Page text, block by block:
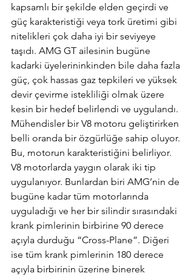
kapsamlı bir şekilde elden geçirdi ve
güç karakteristiği veya tork üretimi gibi
nitelikleri çok daha iyi bir seviyeye
taşıdı. AMG GT ailesinin bugüne
kadarki üyelerininkinden bile daha fazla
güç, çok hassas gaz tepkileri ve yüksek
devir çevirme istekliliği olmak üzere
kesin bir hedef belirlendi ve uygulandı.
Mühendisler bir V8 motoru geliştirirken
belli oranda bir özgürlüğe sahip oluyor.
Bu, motorun karakteristiğini belirliyor.
V8 motorlarda yaygın olarak iki tip
uygulanıyor. Bunlardan biri AMG’nin de
bugüne kadar tüm motorlarında
uyguladığı ve her bir silindir sırasındaki
krank pimlerinin birbirine 90 derece
açıyla durduğu “Cross-Plane”. Diğeri
ise tüm krank pimlerinin 180 derece
açıyla birbirinin üzerine binerek